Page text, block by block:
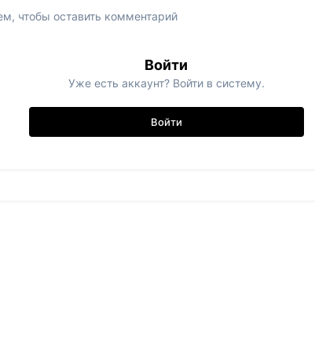
чтобы оставить комментарий
Войти
Уже есть аккаунт? Войти в систему.
Войти